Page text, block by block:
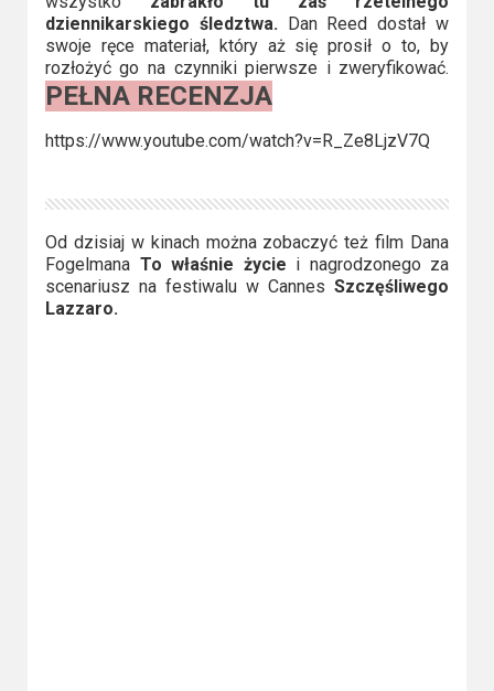
dziennikarskiego śledztwa.Dan Reed dostał w
swoje ręce materiał, który aż się prosił o to, by
rozłożyć go na czynniki pierwsze i zweryfikować.
PEŁNA RECENZJA
https://www.youtube.com/watch?v=R_Ze8LjzV7Q
Od dzisiaj w kinach można zobaczyć też film Dana
Fogelmana To właśnie życie i nagrodzonego za
scenariusz na festiwalu w CannesSzczęśliwego
Lazzaro.